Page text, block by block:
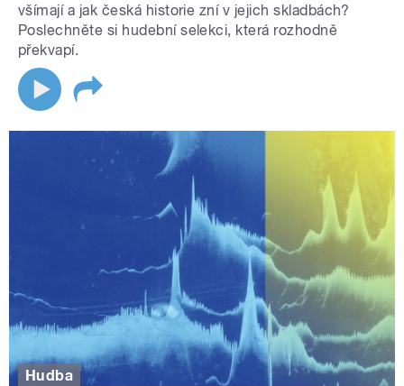
všímají a jak česká historie zní v jejich skladbách?
Poslechněte si hudební selekci, která rozhodně
překvapí.
Hudba